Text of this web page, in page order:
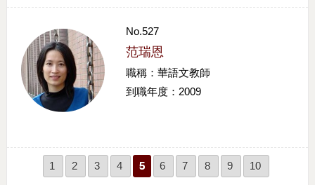
No.527
范瑞恩
職稱：華語文教師
到職年度：2009
1 2 3 4 5 6 7 8 9 10